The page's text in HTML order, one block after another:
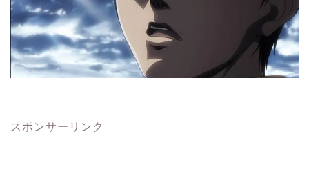
スポンサーリンク